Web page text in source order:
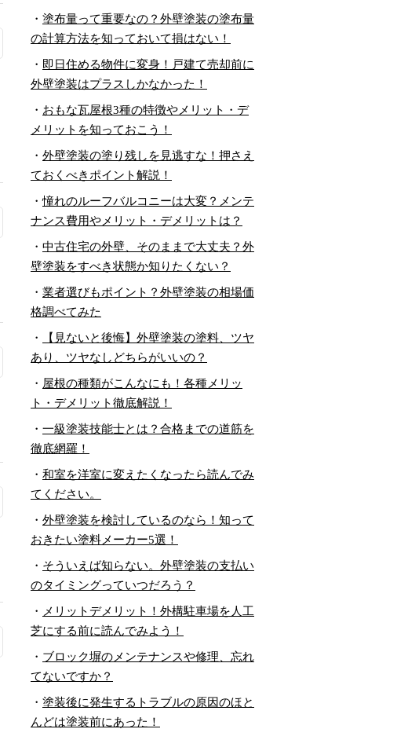
・ 塗布量って重要なの？外壁塗装の塗布量
の計算方法を知っておいて損はない！
・ 即日住める物件に変身！戸建て売却前に
外壁塗装はプラスしかなかった！
・ おもな瓦屋根3種の特徴やメリット・デ
メリットを知っておこう！
・ 外壁塗装の塗り残しを見逃すな！押さえ
ておくべきポイント解説！
・憧れのルーフバルコニーは大変？メンテ
ナンス費用やメリット・デメリットは？
・ 中古住宅の外壁、そのままで大丈夫？外
壁塗装をすべき状態か知りたくない？
・ 業者選びもポイント？外壁塗装の相場価
格調べてみた
・
【見ないと後悔】外壁塗装の塗料、ツヤ
あり、ツヤなしどちらがいいの？
・ 屋根の種類がこんなにも！各種メリッ
ト・デメリット徹底解説！
・ 一級塗装技能士とは？合格までの道筋を
徹底網羅！
・ 和室を洋室に変えたくなったら読んでみ
てください。
・ 外壁塗装を検討しているのなら！知って
おきたい塗料メーカー5選！
・ そういえば知らない。外壁塗装の支払い
のタイミングっていつだろう？
・ メリットデメリット！外構駐車場を人工
芝にする前に読んでみよう！
・ ブロック塀のメンテナンスや修理、忘れ
てないですか？
・ 塗装後に発生するトラブルの原因のほと
んどは塗装前にあった！